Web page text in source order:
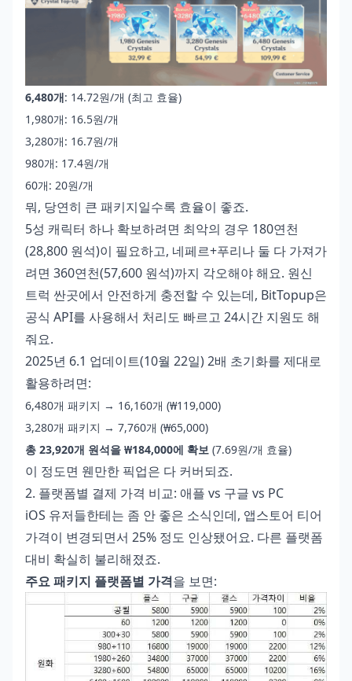
6,480개: 14.72원/개 (최고 효율)
1,980개: 16.5원/개
3,280개: 16.7원/개
980개: 17.4원/개
60개: 20원/개
뭐, 당연히 큰 패키지일수록 효율이 좋죠.
5성 캐릭터 하나 확보하려면 최악의 경우 180연천
(28,800 원석)이 필요하고, 네페르+푸리나 둘 다 가져가
려면 360연천(57,600 원석)까지 각오해야 해요. 원신
트럭 싼곳에서 안전하게 충전할 수 있는데, BitTopup은
공식 API를 사용해서 처리도 빠르고 24시간 지원도 해
줘요.
2025년 6.1 업데이트(10월 22일) 2배 초기화를 제대로
활용하려면:
6,480개 패키지 → 16,160개 (₩119,000)
3,280개 패키지 → 7,760개 (₩65,000)
총 23,920개 원석을 ₩184,000에 확보 (7.69원/개 효율)
이 정도면 웬만한 픽업은 다 커버되죠.
2. 플랫폼별 결제 가격 비교: 애플 vs 구글 vs PC
iOS 유저들한테는 좀 안 좋은 소식인데, 앱스토어 티어
가격이 변경되면서 25% 정도 인상됐어요. 다른 플랫폼
대비 확실히 불리해졌죠.
주요 패키지 플랫폼별 가격을 보면: